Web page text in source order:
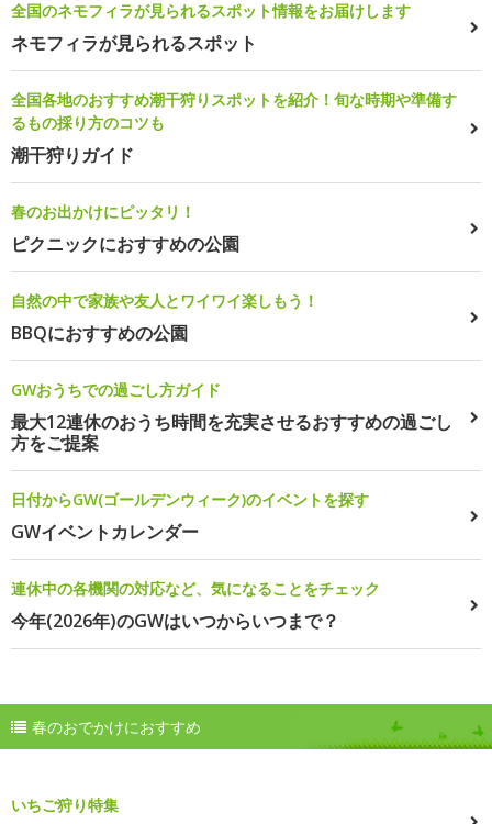
全国のネモフィラが見られるスポット情報をお届けします
ネモフィラが見られるスポット
全国各地のおすすめ潮干狩りスポットを紹介！旬な時期や準備す
るもの採り方のコツも
潮干狩りガイド
春のお出かけにピッタリ！
ピクニックにおすすめの公園
自然の中で家族や友人とワイワイ楽しもう！
BBQにおすすめの公園
GWおうちでの過ごし方ガイド
最大12連休のおうち時間を充実させるおすすめの過ごし
方をご提案
日付からGW(ゴールデンウィーク)のイベントを探す
GWイベントカレンダー
連休中の各機関の対応など、気になることをチェック
今年(2026年)のGWはいつからいつまで？
春のおでかけにおすすめ
いちご狩り特集